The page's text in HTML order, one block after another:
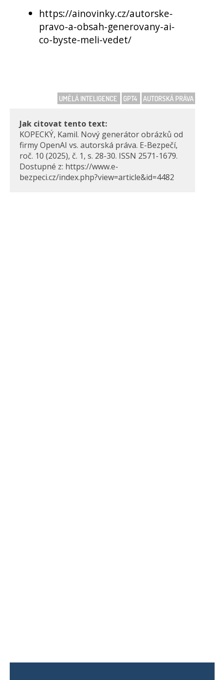
https://ainovinky.cz/autorske-
pravo-a-obsah-generovany-ai-
co-byste-meli-vedet/
UMĚLÁ INTELIGENCE GPT4 AUTORSKÁ PRÁVA
Jak citovat tento text:
KOPECKÝ, Kamil. Nový generátor obrázků od
firmy OpenAI vs. autorská práva. E-Bezpečí,
roč. 10 (2025), č. 1, s. 28-30. ISSN 2571-1679.
Dostupné z: https://www.e-
bezpeci.cz/index.php?view=article&id=4482